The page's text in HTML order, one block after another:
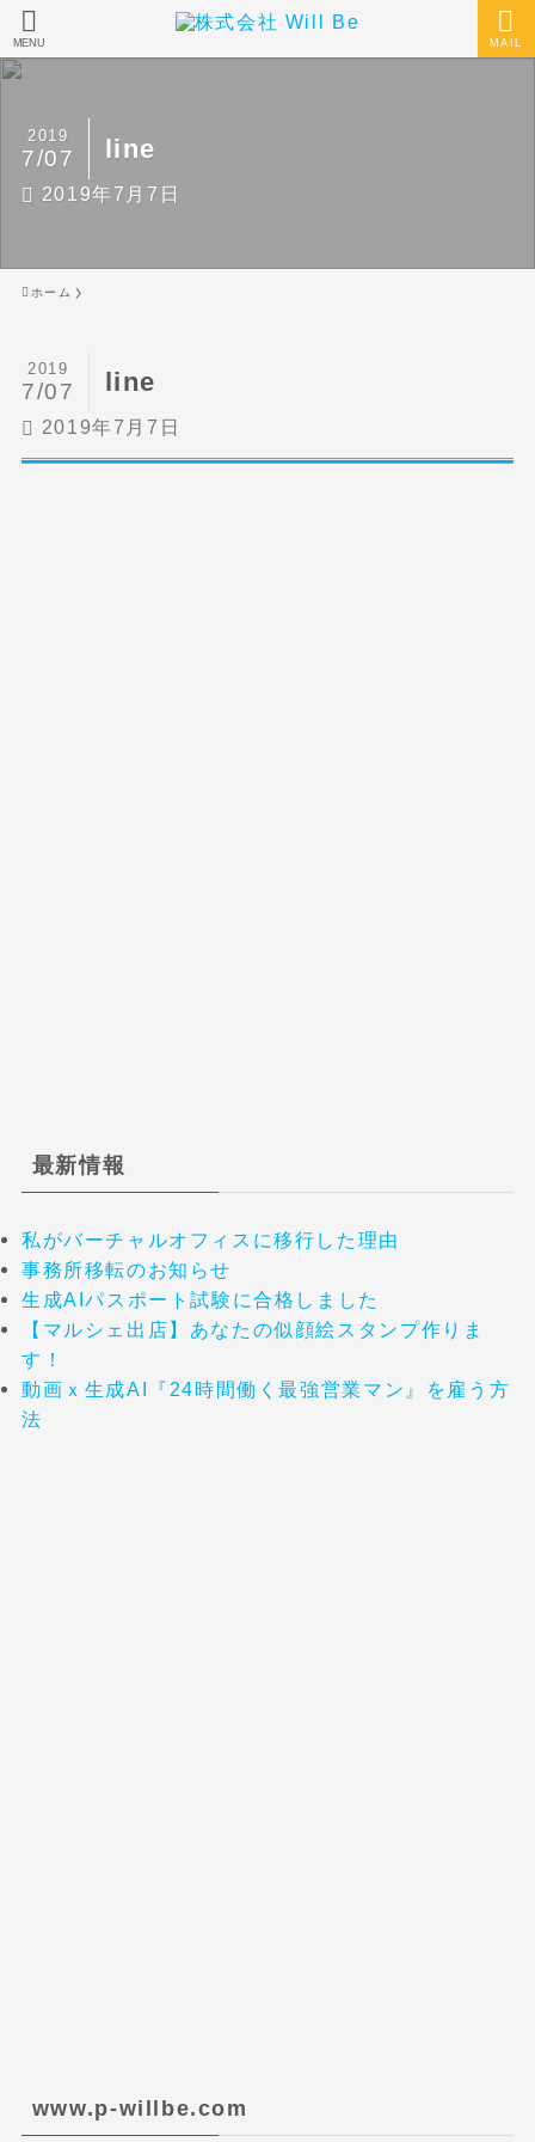
MAIL
MENU
line
2019
7/07
2019年7月7日
ホーム
line
2019
7/07
2019年7月7日
最新情報
私がバーチャルオフィスに移行した理由
事務所移転のお知らせ
生成AIパスポート試験に合格しました
【マルシェ出店】あなたの似顔絵スタンプ作りま
す！
動画ｘ生成AI『24時間働く最強営業マン』を雇う方
法
www.p-willbe.com